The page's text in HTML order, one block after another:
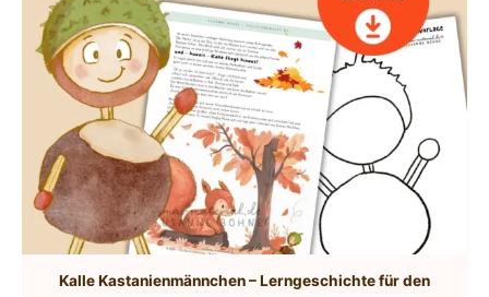
Kalle Kastanienmännchen – Lerngeschichte für den